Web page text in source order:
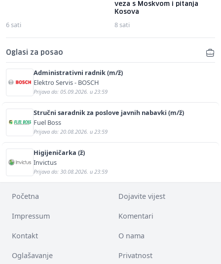
6 sati
veza s Moskvom i pitanja
Kosova
8 sati
Oglasi za posao
Administrativni radnik (m/ž)
Elektro Servis - BOSCH
Prijava do: 05.09.2026. u 23:59
Stručni saradnik za poslove javnih nabavki (m/ž)
Fuel Boss
Prijava do: 20.08.2026. u 23:59
Higijeničarka (ž)
Invictus
Prijava do: 30.08.2026. u 23:59
Početna Dojavite vijest
Impressum Komentari
Kontakt O nama
Oglašavanje Privatnost